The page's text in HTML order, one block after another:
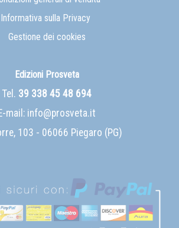
Informativa sulla Privacy
Gestione dei cookies
Edizioni Prosveta
Tel. 39 338 45 48 694
mail: info@prosveta.it
103 - 06066 Piegaro (PG)